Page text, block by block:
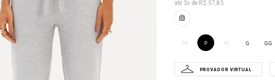
até 3x de R$ 57,83
PP P M G GG
4
º
5º
6º
short